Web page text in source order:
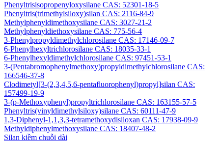
Phenyltrisisopropenyloxysilane CAS: 52301-18-5
Phenyltris(trimethylsiloxy)silan CAS: 2116-84-9
Methylphenyldimethoxysilane CAS: 3027-21-2
Methylphenyldiethoxysilane CAS: 775-56-4
3-Phenylpropyldimethylchlorosilane CAS: 17146-09-7
6-Phenylhexyltrichlorosilane CAS: 18035-33-1
6-Phenylhexyldimethylchlorosilane CAS: 97451-53-1
3-(Pentabromophenylmethoxy)propyldimethylchlorosilane CAS:
166546-37-8
Clodimetyl[3-(2,3,4,5,6-pentafluorophenyl)propyl]silan CAS:
157499-19-9
3-(p-Methoxyphenyl)propyltrichlorosilane CAS: 163155-57-5
Phenyltris(vinyldimethylsiloxy)silane CAS: 60111-47-9
1,3-Diphenyl-1,1,3,3-tetramethoxydisiloxan CAS: 17938-09-9
Methyldiphenylmethoxysilane CAS: 18407-48-2
Silan kiềm chuỗi dài